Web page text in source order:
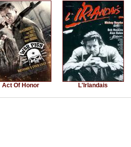
Act Of Honor L'Irlandais